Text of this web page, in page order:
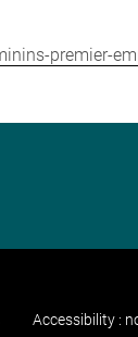
premier-
Accessibility :